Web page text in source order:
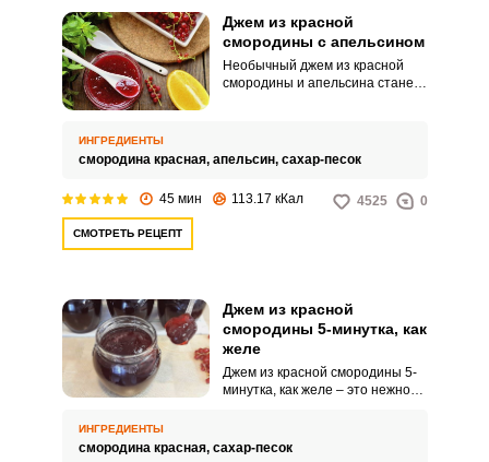
Джем из красной
смородины с апельсином
Необычный джем из красной
смородины и апельсина станет
цедрой, а чтобы варенье не
горчило, подержите фрукт
ИНГРЕДИЕНТЫ
смородина красная, апельсин, сахар-песок
45 мин 113.17 кКал 4525 0
СМОТРЕТЬ РЕЦЕПТ
Джем из красной
смородины 5-минутка, как
желе
Джем из красной смородины 5-
минутка, как желе – это нежное
тратить весь день. Сочная
ИНГРЕДИЕНТЫ
смородина красная, сахар-песок